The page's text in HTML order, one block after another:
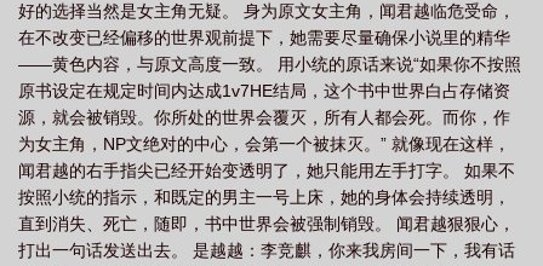
佳野王(电竞nph)(一坨薯饼)百度 最佳野王(电竞NPH)海棠 最佳野王电竞(HPN)
emo书屋 最佳电竞野王 最佳野王(电竞NPH)一坨薯饼/著 最佳野王(电竞
NPH) 一坨薯饼 最佳野王(电竞NPH)作者一坨薯饼 一坨薯饼 最佳野王(电竞
nph)(一坨薯饼)_无拼音 最佳野王(电竞NPH)更新作者一坨薯饼
好的选择当然是女主角无疑。 身为原文女主角，闻君越临危受命，
在不改变已经偏移的世界观前提下，她需要尽量确保小说里的精华
——黄色内容，与原文高度一致。 用小统的原话来说“如果你不按照
原书设定在规定时间内达成1v7HE结局，这个书中世界白占存储资
源，就会被销毁。你所处的世界会覆灭，所有人都会死。而你，作
为女主角，NP文绝对的中心，会第一个被抹灭。” 就像现在这样，
闻君越的右手指尖已经开始变透明了，她只能用左手打字。 如果不
按照小统的指示，和既定的男主一号上床，她的身体会持续透明，
直到消失、死亡，随即，书中世界会被强制销毁。 闻君越狠狠心，
打出一句话发送出去。 是越越：李竞麒，你来我房间一下，我有话